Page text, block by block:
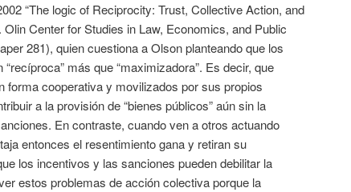
“The logic of Reciprocity: Trust, Collective Action, and
Olin Center for Studies in Law, Economics, and Public
281), quien cuestiona a Olson planteando que los
más que “maximizadora”. Es decir, que
forma cooperativa y movilizados por sus propios
a la provisión de “bienes públicos” aún sin la
En contraste, cuando ven a otros actuando
entonces el resentimiento gana y retiran su
los incentivos y las sanciones pueden debilitar la
estos problemas de acción colectiva porque la